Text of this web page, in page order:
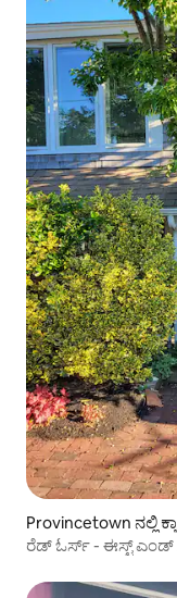
Provincetown ನಲ್ಲಿ
ರೆಡ್ ಓರ್ಸ್ - ಈಸ್ಟ್ ಎಂಡ್